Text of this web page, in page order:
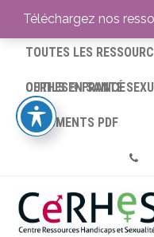
ACCUEIL
TOUTES LES
CERHES® FRANCE
OUTILS EN SANTÉ
DOCUMENTS PDF
Phone
Téléchargez nos